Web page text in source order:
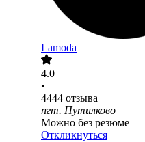
Lamoda
4.0
•
4444 отзыва
пгт. Путилково
Можно без резюме
Откликнуться